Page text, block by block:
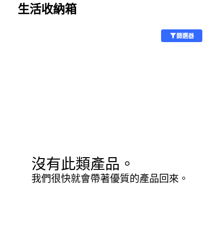
生活收納箱
篩選器
沒有此類產品。
我們很快就會帶著優質的產品回來。